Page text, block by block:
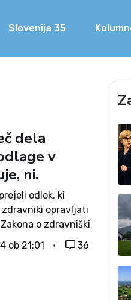
Slovenija 35
dela
v
ni.
odlok, ki
opravljati
o zdravniški
v zakonu...
ob 21:01 36